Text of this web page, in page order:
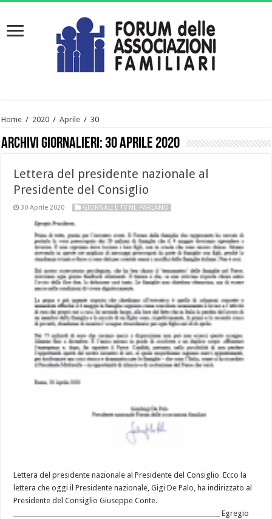
Home / 2020 / Aprile / 30
Archivi giornalieri:30 Aprile 2020
Lettera del presidente nazionale al
Presidente del Consiglio
30 Aprile 2020 GIORNALI E TV NE PARLANO
Lettera del presidente nazionale al Presidente del Consiglio Ecco la
lettera che oggi il Presidente nazionale, Gigi De Palo, ha indirizzato al
Presidente del Consiglio Giuseppe Conte.
____________________________________________________________________ Egregio